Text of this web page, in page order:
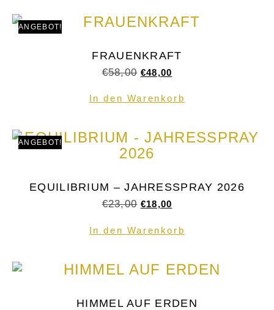
ANGEBOT!
FRAUENKRAFT
€58,00 €48,00
In den Warenkorb
ANGEBOT!
EQUILIBRIUM – JAHRESSPRAY 2026
€23,00 €18,00
In den Warenkorb
HIMMEL AUF ERDEN